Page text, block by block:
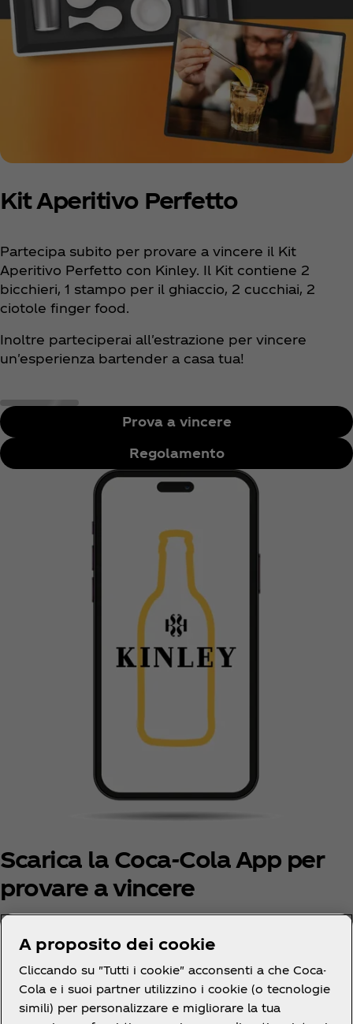
Kit Aperitivo Perfetto
Partecipa subito per provare a vincere il Kit
Aperitivo Perfetto con Kinley. Il Kit contiene 2
bicchieri, 1 stampo per il ghiaccio, 2 cucchiai, 2
ciotole finger food.
Inoltre parteciperai all'estrazione per vincere
un'esperienza bartender a casa tua!
Prova a vincere
Regolamento
Scarica la Coca‑Cola App per
provare a vincere
Scarica l'App
A proposito dei cookie
Cliccando su "Tutti i cookie" acconsenti a che Coca-
Cola e i suoi partner utilizzino i cookie (o tecnologie
simili) per personalizzare e migliorare la tua